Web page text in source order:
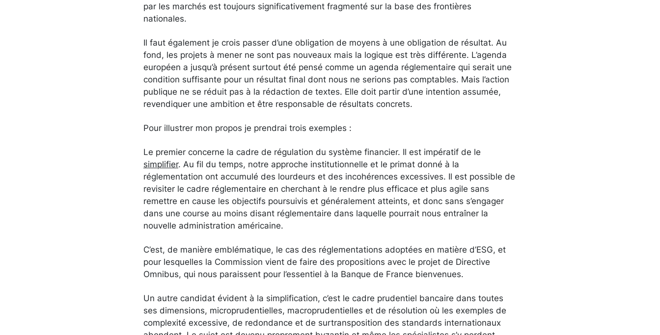
par les marchés est toujours significativement fragmenté sur la base des frontières
nationales.
Il faut également je crois passer d’une obligation de moyens à une obligation de résultat. Au
fond, les projets à mener ne sont pas nouveaux mais la logique est très différente. L’agenda
européen a jusqu’à présent surtout été pensé comme un agenda réglementaire qui serait une
condition suffisante pour un résultat final dont nous ne serions pas comptables. Mais l’action
publique ne se réduit pas à la rédaction de textes. Elle doit partir d’une intention assumée,
revendiquer une ambition et être responsable de résultats concrets.
Pour illustrer mon propos je prendrai trois exemples :
Le premier concerne la cadre de régulation du système financier. Il est impératif de le
simplifier. Au fil du temps, notre approche institutionnelle et le primat donné à la
réglementation ont accumulé des lourdeurs et des incohérences excessives. Il est possible de
revisiter le cadre réglementaire en cherchant à le rendre plus efficace et plus agile sans
remettre en cause les objectifs poursuivis et généralement atteints, et donc sans s’engager
dans une course au moins disant réglementaire dans laquelle pourrait nous entraîner la
nouvelle administration américaine.
C’est, de manière emblématique, le cas des réglementations adoptées en matière d’ESG, et
pour lesquelles la Commission vient de faire des propositions avec le projet de Directive
Omnibus, qui nous paraissent pour l’essentiel à la Banque de France bienvenues.
Un autre candidat évident à la simplification, c’est le cadre prudentiel bancaire dans toutes
ses dimensions, microprudentielles, macroprudentielles et de résolution où les exemples de
complexité excessive, de redondance et de surtransposition des standards internationaux